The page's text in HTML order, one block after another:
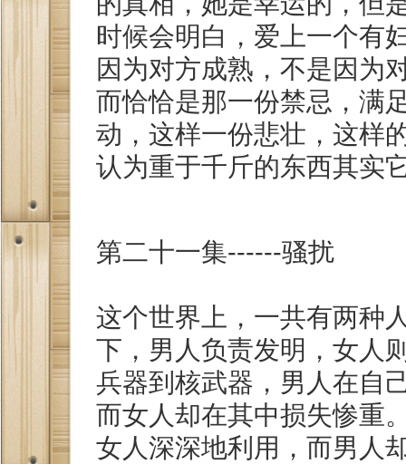
时候会明白，爱上一个有
因为对方成熟，不是因为
而恰恰是那一份禁忌，满
动，这样一份悲壮，这样
认为重于千斤的东西其实
第二十一集------骚扰
这个世界上，一共有两种
下，男人负责发明，女人
兵器到核武器，男人在自
而女人却在其中损失惨重
女人深深地利用，而男人